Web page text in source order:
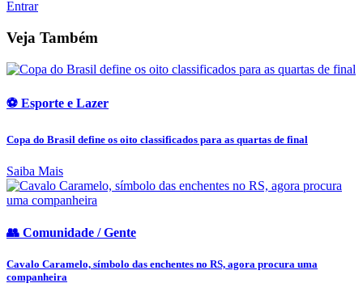
Entrar
Veja Também
⚽ Esporte e Lazer
Copa do Brasil define os oito classificados para as quartas de final
Saiba Mais
👥 Comunidade / Gente
Cavalo Caramelo, símbolo das enchentes no RS, agora procura uma
companheira